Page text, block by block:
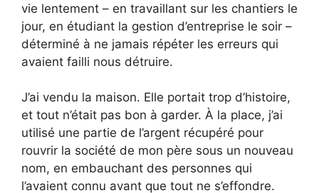
vie lentement – en travaillant sur les chantiers le
jour, en étudiant la gestion d’entreprise le soir –
déterminé à ne jamais répéter les erreurs qui
avaient failli nous détruire.
J’ai vendu la maison. Elle portait trop d’histoire,
et tout n’était pas bon à garder. À la place, j’ai
utilisé une partie de l’argent récupéré pour
rouvrir la société de mon père sous un nouveau
nom, en embauchant des personnes qui
l’avaient connu avant que tout ne s’effondre.